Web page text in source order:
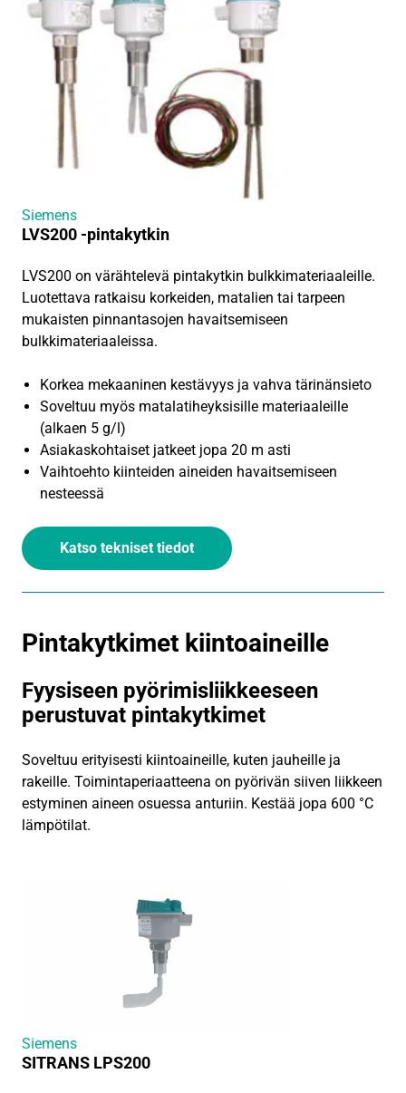
Siemens
LVS200 -pintakytkin
LVS200 on värähtelevä pintakytkin bulkkimateriaaleille.
Luotettava ratkaisu korkeiden, matalien tai tarpeen
mukaisten pinnantasojen havaitsemiseen
bulkkimateriaaleissa.
Korkea mekaaninen kestävyys ja vahva tärinänsieto
Soveltuu myös matalatiheyksisille materiaaleille
(alkaen 5 g/l)
Asiakaskohtaiset jatkeet jopa 20 m asti
Vaihtoehto kiinteiden aineiden havaitsemiseen
nesteessä
Katso tekniset tiedot
Pintakytkimet kiintoaineille
Fyysiseen pyörimisliikkeeseen
perustuvat pintakytkimet
Soveltuu erityisesti kiintoaineille, kuten jauheille ja
rakeille. Toimintaperiaatteena on pyörivän siiven liikkeen
estyminen aineen osuessa anturiin. Kestää jopa 600 °C
lämpötilat.
Siemens
SITRANS LPS200